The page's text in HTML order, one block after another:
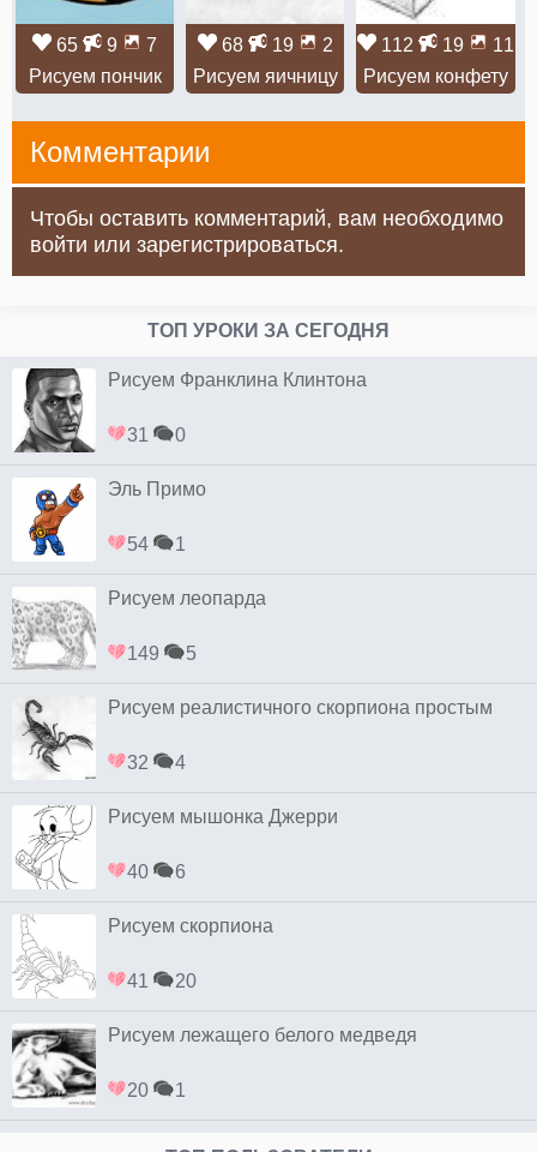
65 9
7
Рисуем пончик
68 19
2
Рисуем яичницу
112 19
11
Рисуем конфету
Комментарии
Чтобы оставить комментарий, вам необходимо
войти или зарегистрироваться.
ТОП УРОКИ ЗА СЕГОДНЯ
Рисуем Франклина Клинтона
31 0
Эль Примо
54 1
Рисуем леопарда
149 5
Рисуем реалистичного скорпиона простым
32 4
Рисуем мышонка Джерри
40 6
Рисуем скорпиона
41 20
Рисуем лежащего белого медведя
20 1